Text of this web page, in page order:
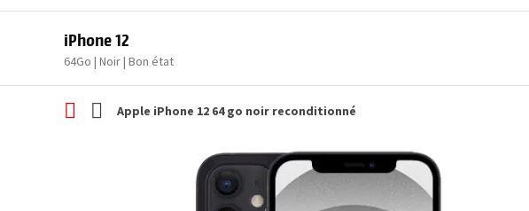
iPhone 12
64Go | Noir | Bon état
Apple iPhone 12 64 go noir reconditionné